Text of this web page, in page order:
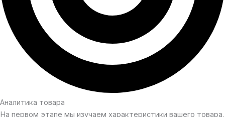
Аналитика товара
На первом этапе мы изучаем характеристики вашего товара,